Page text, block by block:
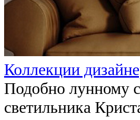
Коллекции
Подобно лунному
светильника